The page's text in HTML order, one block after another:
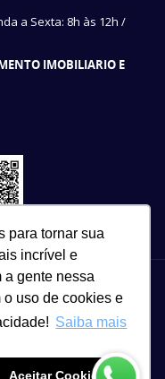
para tornar sua
incrível e
a gente nessa
uso de cookies e
Saiba mais
Aceitar Cookies
a Sexta: 8h às 12h /
IMOBILIARIO E